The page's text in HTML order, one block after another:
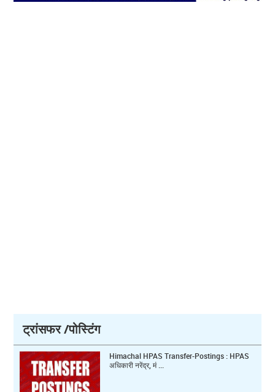
ट्रांसफर /पोस्टिंग
Himachal HPAS Transfer-Postings : HPAS
अधिकारी नरेंद्र, मं ...